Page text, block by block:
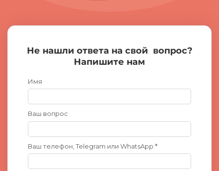
Не нашли ответа на свой вопрос?
Напишите нам
Имя
Ваш вопрос
Ваш телефон, Telegram или WhatsApp *